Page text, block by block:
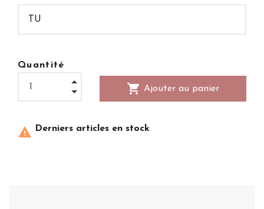
Quantité
shopping_cart Ajouter au panier
 Derniers articles en stock